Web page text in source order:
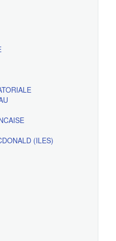
(ILES)